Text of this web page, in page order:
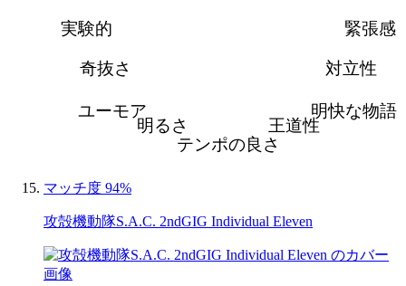
緊張感
対立性
明快な物語
王道性
テンポの良さ
明るさ
ユーモア
奇抜さ
実験的
マッチ度 94%
攻殻機動隊S.A.C. 2ndGIG Individual Eleven